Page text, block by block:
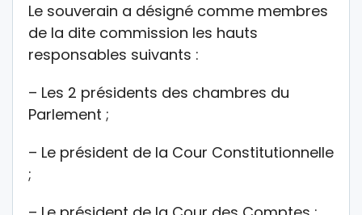
Le souverain a désigné comme membres
de la dite commission les hauts
responsables suivants :
– Les 2 présidents des chambres du
Parlement ;
– Le président de la Cour Constitutionnelle
;